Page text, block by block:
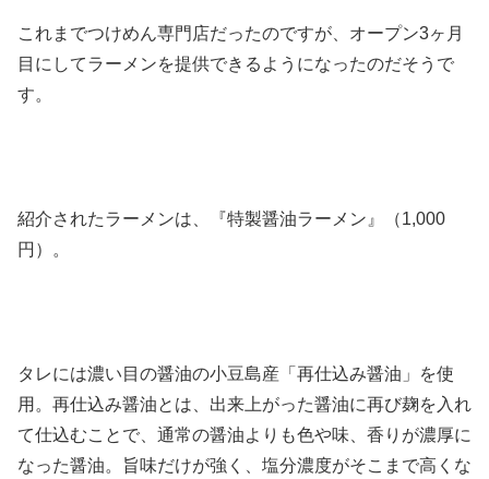
これまでつけめん専門店だったのですが、オープン3ヶ月
目にしてラーメンを提供できるようになったのだそうで
す。
紹介されたラーメンは、『特製醤油ラーメン』（1,000
円）。
タレには濃い目の醤油の小豆島産「再仕込み醤油」を使
用。再仕込み醤油とは、出来上がった醤油に再び麹を入れ
て仕込むことで、通常の醤油よりも色や味、香りが濃厚に
なった醤油。旨味だけが強く、塩分濃度がそこまで高くな